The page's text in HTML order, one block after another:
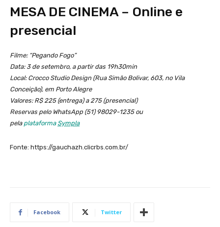
MESA DE CINEMA – Online e
presencial
Filme: “Pegando Fogo”
Data: 3 de setembro, a partir das 19h30min
Local: Crocco Studio Design (Rua Simão Bolivar, 603, no Vila
Conceição), em Porto Alegre
Valores: R$ 225 (entrega) a 275 (presencial)
Reservas pelo WhatsApp (51) 98029-1235 ou
pela plataforma Sympla
Fonte: https://gauchazh.clicrbs.com.br/
Facebook Twitter